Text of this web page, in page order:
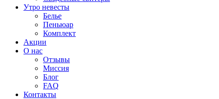
Утро невесты
Белье
Пеньюар
Комплект
Акции
О нас
Отзывы
Миссия
Блог
FAQ
Контакты